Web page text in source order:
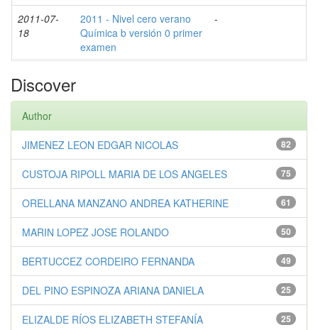
2011-07-
18
2011 - Nivel cero verano
Química b versión 0 primer
examen
-
Discover
Author
82
JIMENEZ LEON EDGAR NICOLAS
75
CUSTOJA RIPOLL MARIA DE LOS ANGELES
61
ORELLANA MANZANO ANDREA KATHERINE
50
MARIN LOPEZ JOSE ROLANDO
49
BERTUCCEZ CORDEIRO FERNANDA
25
DEL PINO ESPINOZA ARIANA DANIELA
25
ELIZALDE RÍOS ELIZABETH STEFANÍA